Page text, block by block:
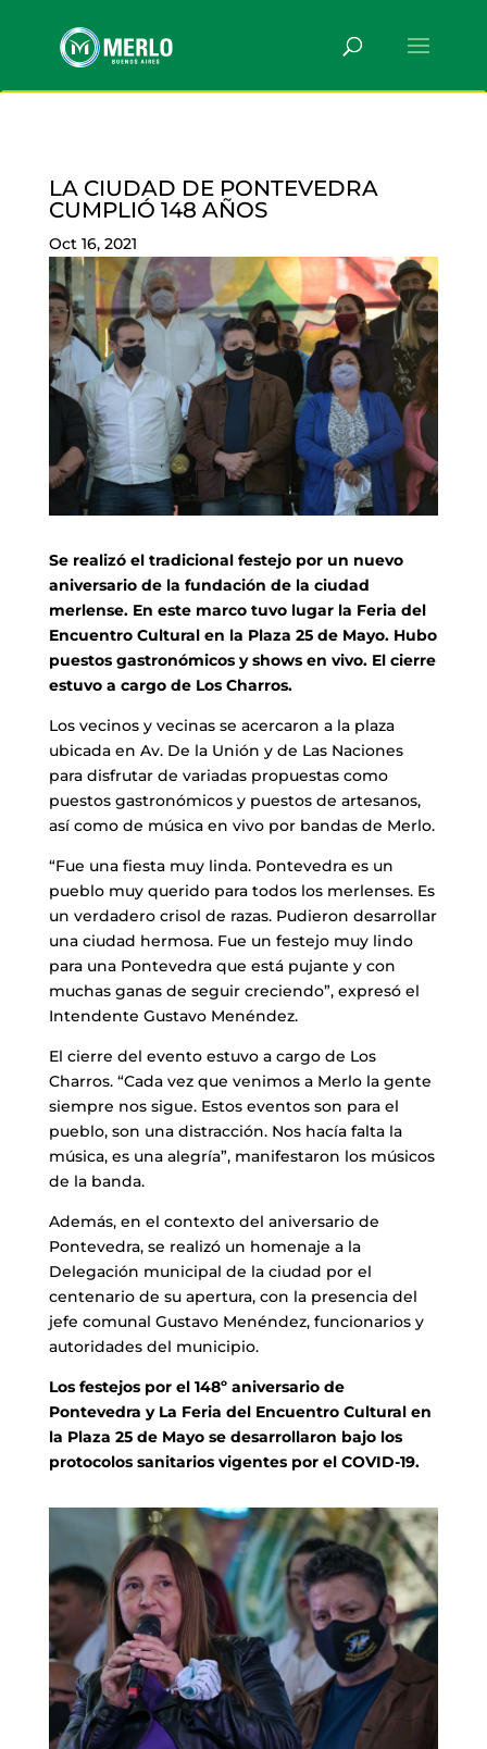
LA CIUDAD DE PONTEVEDRA
CUMPLIÓ 148 AÑOS
Oct 16, 2021
Se realizó el tradicional festejo por un nuevo
aniversario de la fundación de la ciudad
merlense. En este marco tuvo lugar la Feria del
Encuentro Cultural en la Plaza 25 de Mayo. Hubo
puestos gastronómicos y shows en vivo. El cierre
estuvo a cargo de Los Charros.
Los vecinos y vecinas se acercaron a la plaza
ubicada en Av. De la Unión y de Las Naciones
para disfrutar de variadas propuestas como
puestos gastronómicos y puestos de artesanos,
así como de música en vivo por bandas de Merlo.
“Fue una fiesta muy linda. Pontevedra es un
pueblo muy querido para todos los merlenses. Es
un verdadero crisol de razas. Pudieron desarrollar
una ciudad hermosa. Fue un festejo muy lindo
para una Pontevedra que está pujante y con
muchas ganas de seguir creciendo”, expresó el
Intendente Gustavo Menéndez.
El cierre del evento estuvo a cargo de Los
Charros. “Cada vez que venimos a Merlo la gente
siempre nos sigue. Estos eventos son para el
pueblo, son una distracción. Nos hacía falta la
música, es una alegría”, manifestaron los músicos
de la banda.
Además, en el contexto del aniversario de
Pontevedra, se realizó un homenaje a la
Delegación municipal de la ciudad por el
centenario de su apertura, con la presencia del
jefe comunal Gustavo Menéndez, funcionarios y
autoridades del municipio.
Los festejos por el 148º aniversario de
Pontevedra y La Feria del Encuentro Cultural en
la Plaza 25 de Mayo se desarrollaron bajo los
protocolos sanitarios vigentes por el COVID-19.